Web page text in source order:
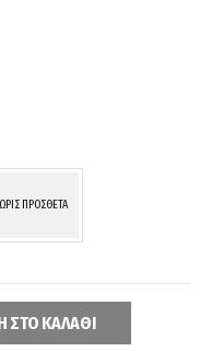
ΠΡΟΣΘΕΤΑ
ΚΑΛΆΘΙ